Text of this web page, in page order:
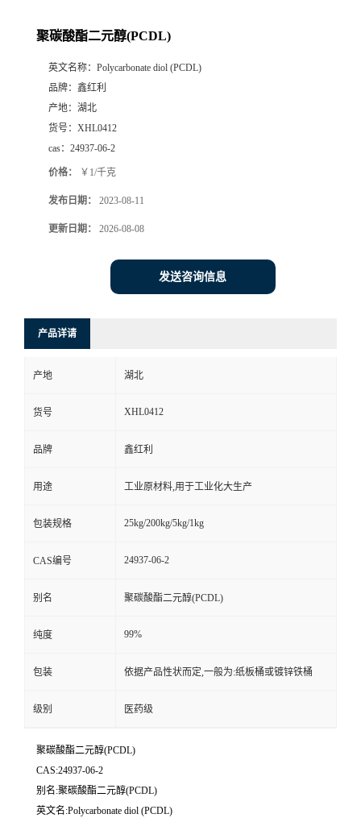
聚碳酸酯二元醇(PCDL)
英文名称： Polycarbonate diol (PCDL)
品牌： 鑫红利
产地： 湖北
货号： XHL0412
cas： 24937-06-2
价格： ￥1/千克
发布日期： 2023-08-11
更新日期： 2026-08-08
发送咨询信息
产品详请
产地 湖北
货号 XHL0412
品牌 鑫红利
用途 工业原材料,用于工业化大生产
包装规格 25kg/200kg/5kg/1kg
CAS编号 24937-06-2
别名 聚碳酸酯二元醇(PCDL)
纯度 99%
包装 依据产品性状而定,一般为:纸板桶或镀锌铁桶
级别 医药级
聚碳酸酯二元醇(PCDL)
CAS:24937-06-2
别名:聚碳酸酯二元醇(PCDL)
英文名:Polycarbonate diol (PCDL)